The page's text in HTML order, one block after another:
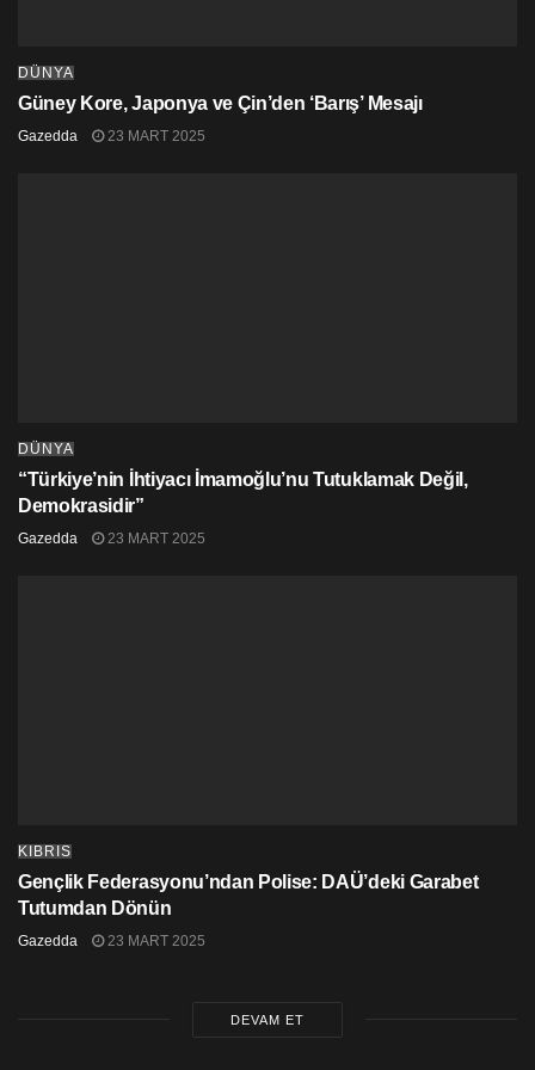
DÜNYA
Güney Kore, Japonya ve Çin’den ‘Barış’ Mesajı
Gazedda 23 MART 2025
DÜNYA
“Türkiye’nin İhtiyacı İmamoğlu’nu Tutuklamak Değil,
Demokrasidir”
Gazedda 23 MART 2025
KIBRIS
Gençlik Federasyonu’ndan Polise: DAÜ’deki Garabet
Tutumdan Dönün
Gazedda 23 MART 2025
DEVAM ET